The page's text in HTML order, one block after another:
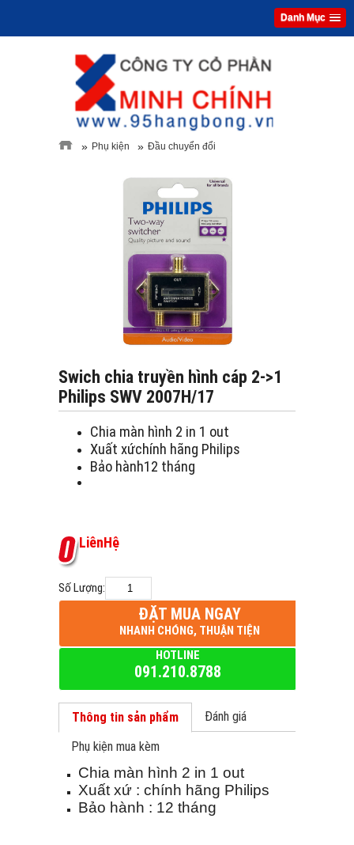
Danh Mục
» Phụ kiện » Đầu chuyển đổi
Swich chia truyền hình cáp 2->1
Philips SWV 2007H/17
Chia màn hình 2 in 1 out
Xuất xứchính hãng Philips
Bảo hành12 tháng
LiênHệ
Số Lượng:
ĐẶT MUA NGAY
NHANH CHÓNG, THUẬN TIỆN
HOTLINE
091.210.8788
Thông tin sản phẩm
Đánh giá
Phụ kiện mua kèm
Chia màn hình 2 in 1 out
Xuất xứ : chính hãng Philips
Bảo hành : 12 tháng